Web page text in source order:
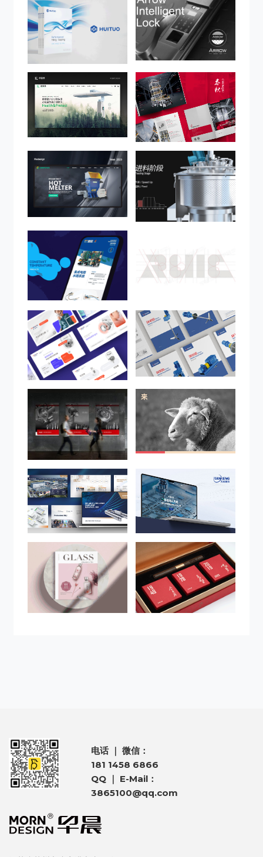
电话 ｜ 微信：
181 1458 6866
QQ ｜ E-Mail：
3865100@qq.com